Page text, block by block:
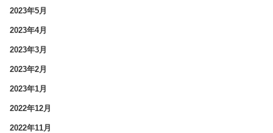
2023年5月
2023年4月
2023年3月
2023年2月
2023年1月
2022年12月
2022年11月